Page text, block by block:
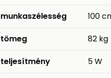
munkaszélesség 100
tömeg 82 kg
teljesítmény 5 W